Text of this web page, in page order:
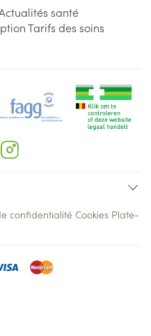
santé
Tarifs des soins
confidentialité Cookies Plate-